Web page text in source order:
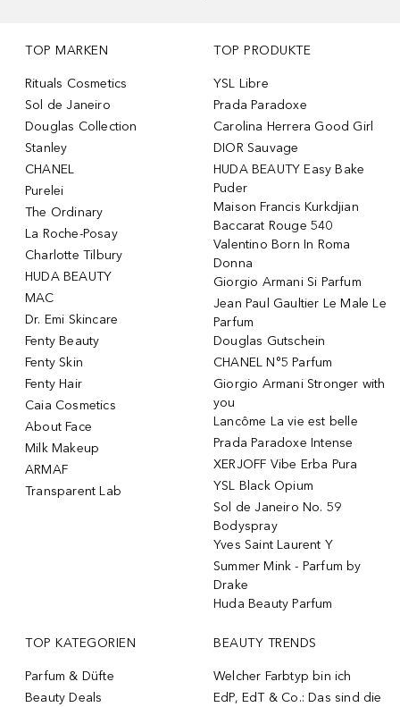
TOP MARKEN
Rituals Cosmetics
Sol de Janeiro
Douglas Collection
Stanley
CHANEL
Purelei
The Ordinary
La Roche-Posay
Charlotte Tilbury
HUDA BEAUTY
MAC
Dr. Emi Skincare
Fenty Beauty
Fenty Skin
Fenty Hair
Caia Cosmetics
About Face
Milk Makeup
ARMAF
Transparent Lab
TOP PRODUKTE
YSL Libre
Prada Paradoxe
Carolina Herrera Good Girl
DIOR Sauvage
HUDA BEAUTY Easy Bake
Puder
Maison Francis Kurkdjian
Baccarat Rouge 540
Valentino Born In Roma
Donna
Giorgio Armani Si Parfum
Jean Paul Gaultier Le Male Le
Parfum
Douglas Gutschein
CHANEL N°5 Parfum
Giorgio Armani Stronger with
you
Lancôme La vie est belle
Prada Paradoxe Intense
XERJOFF Vibe Erba Pura
YSL Black Opium
Sol de Janeiro No. 59
Bodyspray
Yves Saint Laurent Y
Summer Mink - Parfum by
Drake
Huda Beauty Parfum
TOP KATEGORIEN
Parfum & Düfte
Beauty Deals
BEAUTY TRENDS
Welcher Farbtyp bin ich
EdP, EdT & Co.: Das sind die